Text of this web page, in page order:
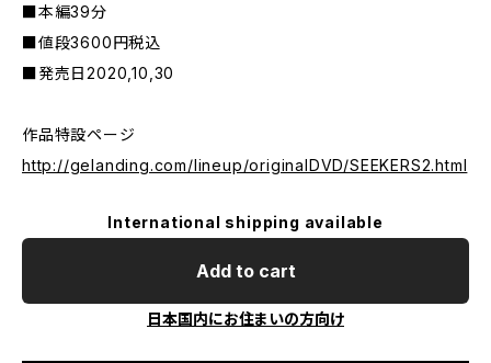
■本編39分
■値段3600円税込
■発売日2020,10,30
作品特設ページ
http://gelanding.com/lineup/originalDVD/SEEKERS2.html
International shipping available
Add to cart
日本国内にお住まいの方向け